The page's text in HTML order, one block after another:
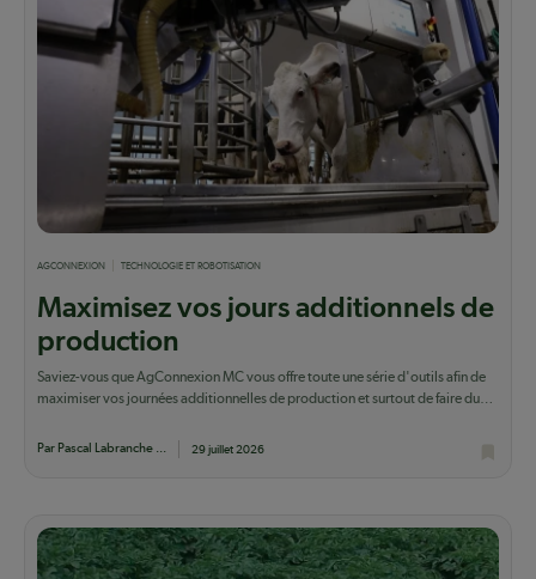
AGCONNEXION TECHNOLOGIE ET ROBOTISATION
Maximisez vos jours additionnels de
production
Saviez-vous que AgConnexion MC vous offre toute une série d'outils afin de
maximiser vos journées additionnelles de production et surtout de faire du
Par Pascal Labranche ... 29 juillet 2026